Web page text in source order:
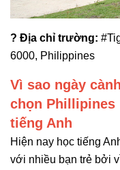
? Địa chỉ trường:
6000, Philippines
Vì sao ngày
chọn
tiếng Anh
Hiện nay học tiếng
với nhiều bạn trẻ bởi